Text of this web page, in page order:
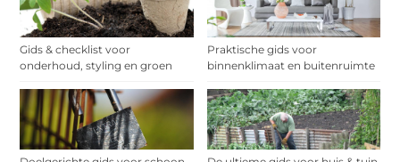
Gids & checklist voor
onderhoud, styling en groen
Praktische gids voor
binnenklimaat en buitenruimte